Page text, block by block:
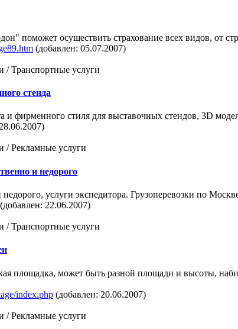
поможет осуществить страхование всех видов, от
(добавлен: 05.07.2007)
/ Транспортные услуги
стенда
и фирменного стиля для выставочных стендов, 3D
/ Рекламные услуги
и недорого
услуги экспедитора. Грузоперевозки по
(добавлен: 22.06.2007)
/ Транспортные услуги
площадка, может быть разной площади и высоты,
index.php (добавлен: 20.06.2007)
/ Рекламные услуги